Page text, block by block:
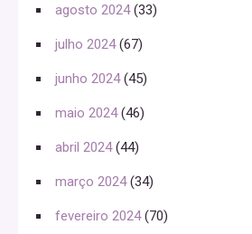
agosto 2024(33)
julho 2024(67)
junho 2024(45)
maio 2024(46)
abril 2024(44)
março 2024(34)
fevereiro 2024(70)